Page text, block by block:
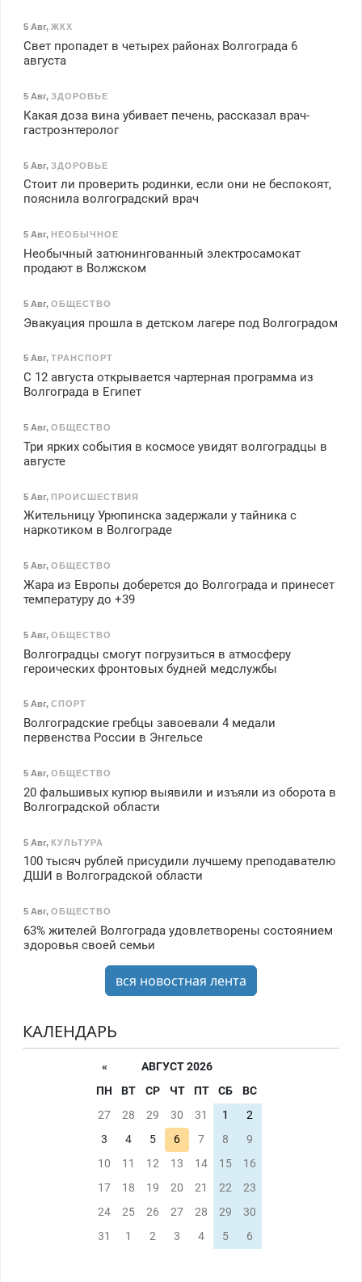
5 Авг, ЖКХ
Свет пропадет в четырех районах Волгограда 6
августа
5 Авг, ЗДОРОВЬЕ
Какая доза вина убивает печень, рассказал врач-
гастроэнтеролог
5 Авг, ЗДОРОВЬЕ
Стоит ли проверить родинки, если они не беспокоят,
пояснила волгоградский врач
5 Авг, НЕОБЫЧНОЕ
Необычный затюнингованный электросамокат
продают в Волжском
5 Авг, ОБЩЕСТВО
Эвакуация прошла в детском лагере под Волгоградом
5 Авг, ТРАНСПОРТ
С 12 августа открывается чартерная программа из
Волгограда в Египет
5 Авг, ОБЩЕСТВО
Три ярких события в космосе увидят волгоградцы в
августе
5 Авг, ПРОИСШЕСТВИЯ
Жительницу Урюпинска задержали у тайника с
наркотиком в Волгограде
5 Авг, ОБЩЕСТВО
Жара из Европы доберется до Волгограда и принесет
температуру до +39
5 Авг, ОБЩЕСТВО
Волгоградцы смогут погрузиться в атмосферу
героических фронтовых будней медслужбы
5 Авг, СПОРТ
Волгоградские гребцы завоевали 4 медали
первенства России в Энгельсе
5 Авг, ОБЩЕСТВО
20 фальшивых купюр выявили и изъяли из оборота в
Волгоградской области
5 Авг, КУЛЬТУРА
100 тысяч рублей присудили лучшему преподавателю
ДШИ в Волгоградской области
5 Авг, ОБЩЕСТВО
63% жителей Волгограда удовлетворены состоянием
здоровья своей семьи
вся новостная лента
КАЛЕНДАРЬ
«
АВГУСТ 2026
ПН
ВТ СР ЧТ ПТ СБ
ВС
27
28 29 30 31 1
2
3
4 5 6 7 8
9
10
11 12 13 14 15
16
17
18 19 20 21 22
23
24
25 26 27 28 29
30
31
1 2 3 4 5 6